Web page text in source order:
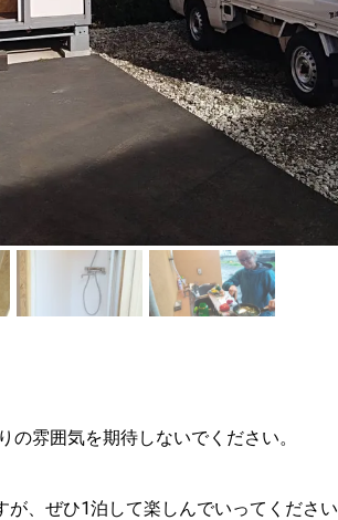
雰囲気を期待しないでください。
、ぜひ1泊して楽しんでいってください